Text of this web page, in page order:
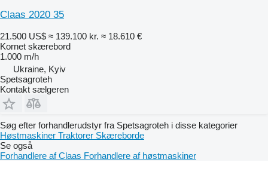
Claas 2020 35
21.500 US$ ≈ 139.100 kr. ≈ 18.610 €
Kornet skærebord
1.000 m/h
Ukraine, Kyiv
Spetsagroteh
Kontakt sælgeren
Søg efter forhandlerudstyr fra Spetsagroteh i disse kategorier
Høstmaskiner Traktorer Skæreborde
Se også
Forhandlere af Claas Forhandlere af høstmaskiner